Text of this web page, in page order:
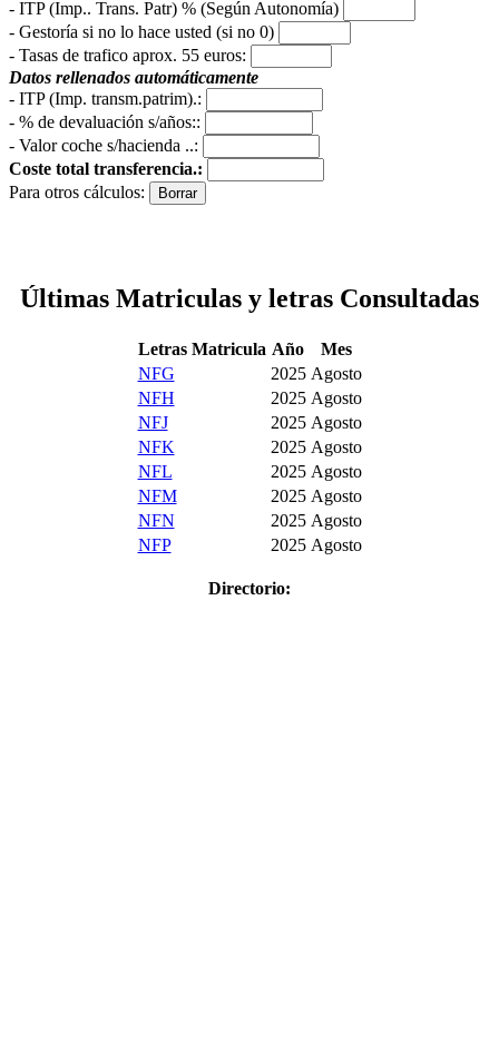
- ITP (Imp.. Trans. Patr) % (Según Autonomía)
- Gestoría si no lo hace usted (si no 0)
- Tasas de trafico aprox. 55 euros:
Datos rellenados automáticamente
- ITP (Imp. transm.patrim).:
- % de devaluación s/años::
- Valor coche s/hacienda ..:
Coste total transferencia.:
Para otros cálculos:
Últimas Matriculas y letras Consultadas
Letras Matricula Año
Mes
NFG
2025 Agosto
NFH
2025 Agosto
NFJ
2025 Agosto
NFK
2025 Agosto
NFL
2025 Agosto
NFM
2025 Agosto
NFN
2025 Agosto
NFP
2025 Agosto
Directorio: